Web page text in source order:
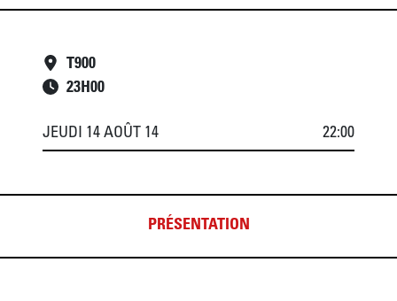
T900
23H00
JEUDI 14 AOÛT 14 22:00
PRÉSENTATION